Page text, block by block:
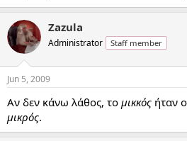
Zazula
Administrator Staff member
Jun 5, 2009
Αν δεν κάνω λάθος, το μικκός ήταν
μικρός.